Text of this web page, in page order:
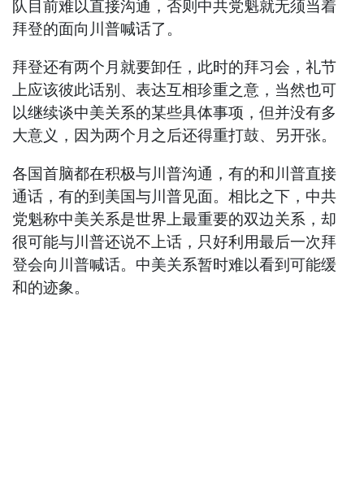
队目前难以直接沟通，否则中共党魁就无须当着
拜登的面向川普喊话了。
拜登还有两个月就要卸任，此时的拜习会，礼节
上应该彼此话别、表达互相珍重之意，当然也可
以继续谈中美关系的某些具体事项，但并没有多
大意义，因为两个月之后还得重打鼓、另开张。
各国首脑都在积极与川普沟通，有的和川普直接
通话，有的到美国与川普见面。相比之下，中共
党魁称中美关系是世界上最重要的双边关系，却
很可能与川普还说不上话，只好利用最后一次拜
登会向川普喊话。中美关系暂时难以看到可能缓
和的迹象。